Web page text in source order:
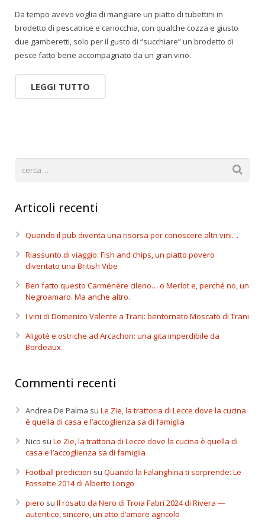
Da tempo avevo voglia di mangiare un piatto di tubettini in
brodetto di pescatrice e canocchia, con qualche cozza e giusto
due gamberetti, solo per il gusto di “succhiare” un brodetto di
pesce fatto bene accompagnato da un gran vino.
LEGGI TUTTO
Articoli recenti
Quando il pub diventa una risorsa per conoscere altri vini…
Riassunto di viaggio: Fish and chips, un piatto povero
diventato una British Vibe
Ben fatto questo Carménère cileno… o Merlot e, perché no, un
Negroamaro. Ma anche altro.
I vini di Domenico Valente a Trani: bentornato Moscato di Trani
Aligoté e ostriche ad Arcachon: una gita imperdibile da
Bordeaux.
Commenti recenti
Andrea De Palma su Le Zie, la trattoria di Lecce dove la cucina
è quella di casa e l’accoglienza sa di famiglia
Nico su Le Zie, la trattoria di Lecce dove la cucina è quella di
casa e l’accoglienza sa di famiglia
Football prediction su Quando la Falanghina ti sorprende: Le
Fossette 2014 di Alberto Longo
piero su Il rosato da Nero di Troia Fabri 2024 di Rivera —
autentico, sincero, un atto d’amore agricolo